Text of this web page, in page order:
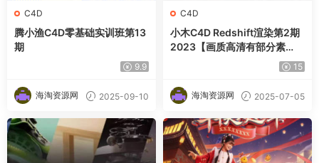
C4D
腾小渔C4D零基础实训班第13
期
9.9
海淘资源网 2025-09-10
C4D
小木C4D Redshift渲染第2期
2023【画质高清有部分素
15
海淘资源网 2025-07-05